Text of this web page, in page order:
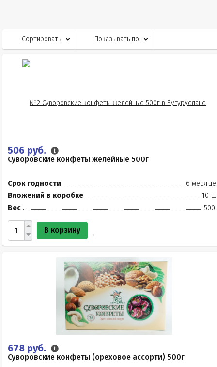
Сортировать: Показывать по:
506 руб.
Суворовские конфеты желейные 500г
Срок годности
6
Вложений в коробке
10
Вес
500
В корзину
678 руб.
Суворовские конфеты (ореховое ассорти) 500г